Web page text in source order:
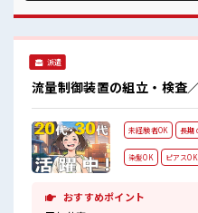
≫ 一人で悩まず気軽に
場の雰囲気 髪型・髪
派遣
流量制御装置の組立・検査
未経験者OK 長期
染髪OK ピアスOK
おすすめポイント